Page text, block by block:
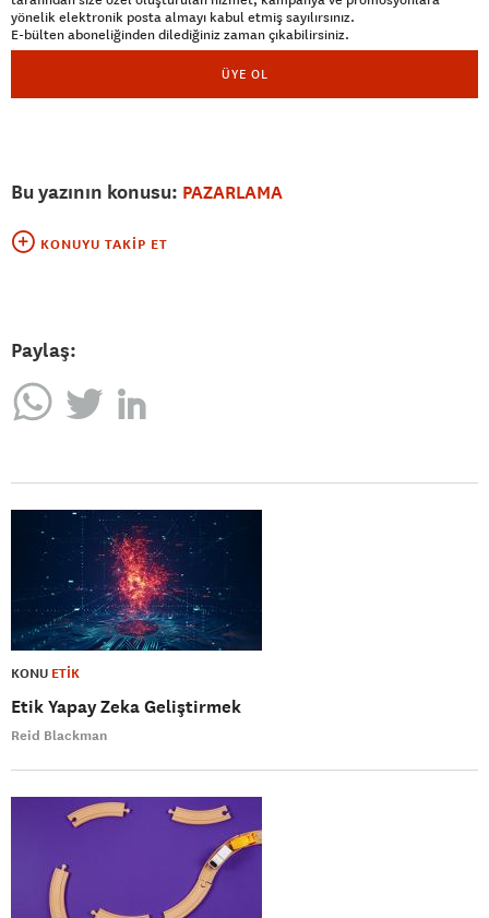
yönelik elektronik posta almayı kabul etmiş sayılırsınız.
E-bülten aboneliğinden dilediğiniz zaman çıkabilirsiniz.
ÜYE OL
Bu yazının konusu: PAZARLAMA
KONUYU TAKIP ET
Paylaş:
KONU ETİK
Etik Yapay Zeka Geliştirmek
Reid Blackman